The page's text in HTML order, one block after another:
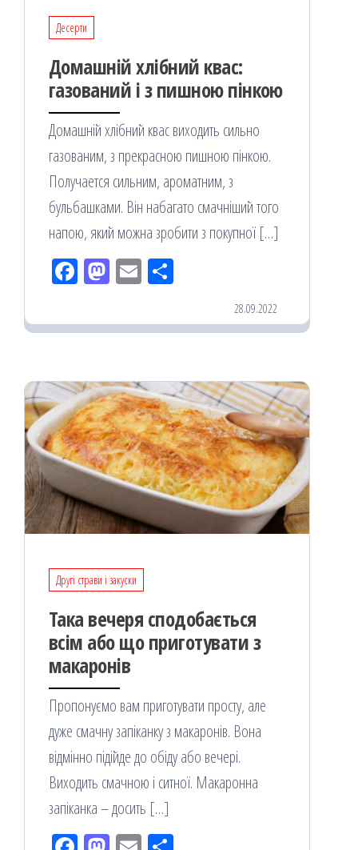
Десерти
Домашній хлібний квас:
газований і з пишною пінкою
Домашній хлібний квас виходить сильно
газованим, з прекрасною пишною пінкою.
Получается сильним, ароматним, з
бульбашками. Він набагато смачніший того
напою, який можна зробити з покупної […]
Fac
oo
M
od
Em
ит
я
28.09.2022
Другі страви і закуски
Така вечеря сподобається
всім або що приготувати з
макаронів
Пропонуємо вам приготувати просту, але
дуже смачну запіканку з макаронів. Вона
відмінно підійде до обіду або вечері.
Виходить смачною і ситної. Макаронна
запіканка – досить […]